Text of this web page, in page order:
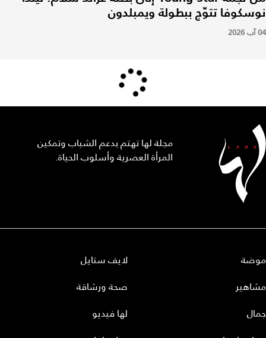
نوسكوفا تتوّج ببطولة ويمبلدون
04 آب 2026
مجلة لها تهتم بدعم الشباب وتمكين
المرأة العصرية وأسلوب الحياة.
موضة
مشاهير
جمال
لايف ستايل
صحة ورشاقة
لها فيديو